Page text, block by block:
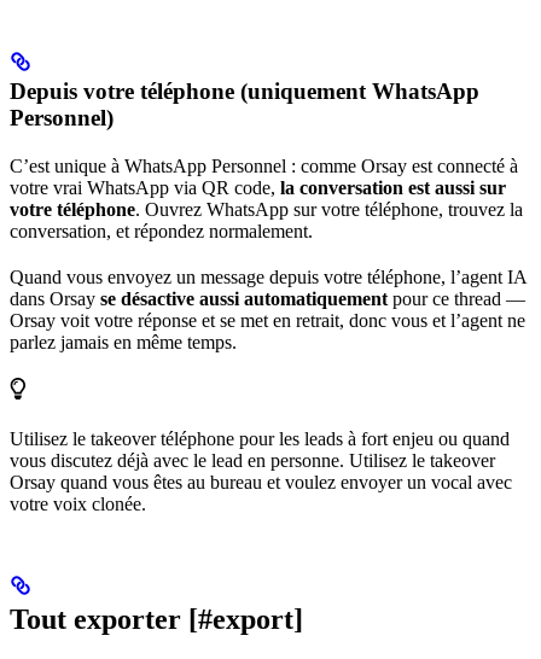
Depuis votre téléphone (uniquement WhatsApp
Personnel)
C’est unique à WhatsApp Personnel : comme Orsay est connecté à
votre vrai WhatsApp via QR code, la conversation est aussi sur
votre téléphone. Ouvrez WhatsApp sur votre téléphone, trouvez la
conversation, et répondez normalement.
Quand vous envoyez un message depuis votre téléphone, l’agent IA
dans Orsay se désactive aussi automatiquement pour ce thread —
Orsay voit votre réponse et se met en retrait, donc vous et l’agent ne
parlez jamais en même temps.
Utilisez le takeover téléphone pour les leads à fort enjeu ou quand
vous discutez déjà avec le lead en personne. Utilisez le takeover
Orsay quand vous êtes au bureau et voulez envoyer un vocal avec
votre voix clonée.
Tout exporter [#export]